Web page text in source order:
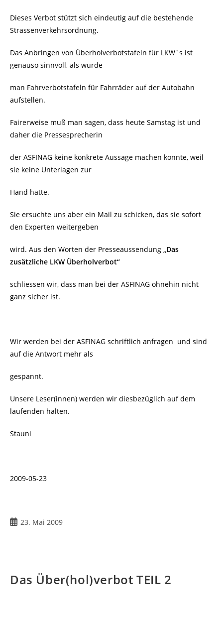
Dieses Verbot stützt sich eindeutig auf die bestehende
Strassenverkehrsordnung.
Das Anbringen von Überholverbotstafeln für LKW`s ist
genauso sinnvoll, als würde
man Fahrverbotstafeln für Fahrräder auf der Autobahn
aufstellen.
Fairerweise muß man sagen, dass heute Samstag ist und
daher die Pressesprecherin
der ASFINAG keine konkrete Aussage machen konnte, weil
sie keine Unterlagen zur
Hand hatte.
Sie ersuchte uns aber ein Mail zu schicken, das sie sofort
den Experten weitergeben
wird. Aus den Worten der Presseaussendung „Das
zusätzliche LKW Überholverbot“
schliessen wir, dass man bei der ASFINAG ohnehin nicht
ganz sicher ist.
Wir werden bei der ASFINAG schriftlich anfragen und sind
auf die Antwort mehr als
gespannt.
Unsere Leser(innen) werden wir diesbezüglich auf dem
laufenden halten.
Stauni
2009-05-23
Beitrag
23. Mai 2009
Das Über(hol)verbot TEIL 2